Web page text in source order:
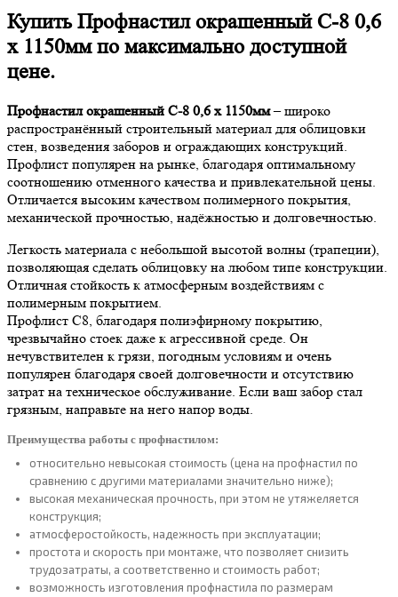
Купить Профнастил окрашенный С-8 0,6
х 1150мм по максимально доступной
цене.
Профнастил окрашенный С-8 0,6 х 1150мм– широко
распространённый строительный материал для облицовки
стен, возведения заборов и ограждающих конструкций.
Профлист популярен на рынке, благодаря оптимальному
соотношению отменного качества и привлекательной цены.
Отличается высоким качеством полимерного покрытия,
механической прочностью, надёжностью и долговечностью.
Легкость материала с небольшой высотой волны (трапеции),
позволяющая сделать облицовку на любом типе конструкции.
Отличная стойкость к атмосферным воздействиям с
полимерным покрытием.
Профлист С8, благодаря полиэфирному покрытию,
чрезвычайно стоек даже к агрессивной среде. Он
нечувствителен к грязи, погодным условиям и очень
популярен благодаря своей долговечности и отсутствию
затрат на техническое обслуживание. Если ваш забор стал
грязным, направьте на него напор воды.
Преимущества работы с профнастилом:
относительно невысокая стоимость (цена на профнастил по
сравнению с другими материалами значительно ниже);
высокая механическая прочность, при этом не утяжеляется
конструкция;
атмосферостойкость, надежность при эксплуатации;
простота и скорость при монтаже, что позволяет снизить
трудозатраты, а соответственно и стоимость работ;
возможность изготовления профнастила по размерам